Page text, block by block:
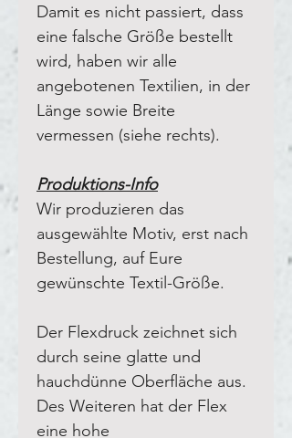
Damit es nicht passiert, dass
eine falsche Größe bestellt
wird, haben wir alle
angebotenen Textilien, in der
Länge sowie Breite
vermessen (siehe rechts).
Produktions-Info
Wir produzieren das
ausgewählte Motiv, erst nach
Bestellung, auf Eure
gewünschte Textil-Größe.
Der Flexdruck zeichnet sich
durch seine glatte und
hauchdünne Oberfläche aus.
Des Weiteren hat der Flex
eine hohe